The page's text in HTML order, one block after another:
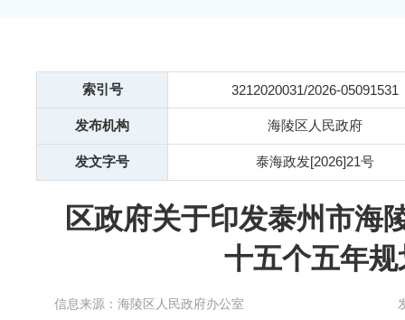
索引号 3212020031/2026-05091531
发布机构 海陵区人民政府
发文字号 泰海政发[2026]21号
区政府关于印发泰州市海
十五个五年
信息来源：海陵区人民政府办公室